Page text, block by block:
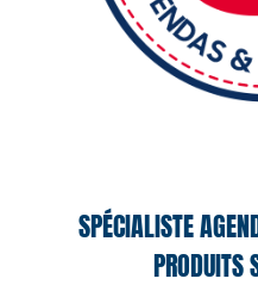
SPÉCIALISTE
PRODUITS